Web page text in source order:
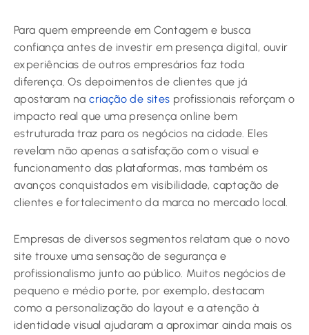
Para quem empreende em Contagem e busca
confiança antes de investir em presença digital, ouvir
experiências de outros empresários faz toda
diferença. Os depoimentos de clientes que já
apostaram nacriação de sites profissionais reforçam o
impacto real que uma presença online bem
estruturada traz para os negócios na cidade. Eles
revelam não apenas a satisfação com o visual e
funcionamento das plataformas, mas também os
avanços conquistados em visibilidade, captação de
clientes e fortalecimento da marca no mercado local.
Empresas de diversos segmentos relatam que o novo
site trouxe uma sensação de segurança e
profissionalismo junto ao público. Muitos negócios de
pequeno e médio porte, por exemplo, destacam
como a personalização do layout e a atenção à
identidade visual ajudaram a aproximar ainda mais os